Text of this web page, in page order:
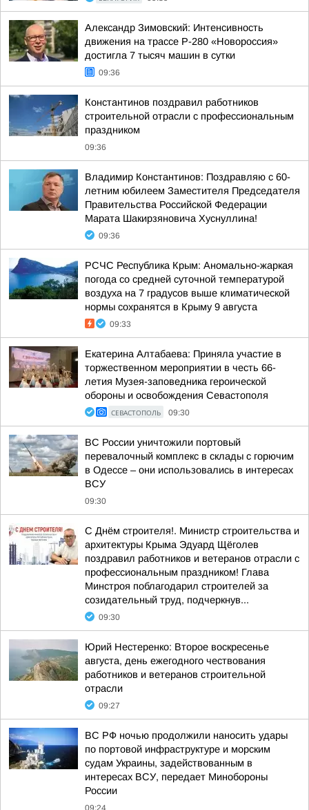
Александр Зимовский: Интенсивность
движения на трассе Р-280 «Новороссия»
достигла 7 тысяч машин в сутки
09:36
Константинов поздравил работников
строительной отрасли с профессиональным
праздником
09:36
Владимир Константинов: Поздравляю с 60-
летним юбилеем Заместителя Председателя
Правительства Российской Федерации
Марата Шакирзяновича Хуснуллина!
09:36
РСЧС Республика Крым: Аномально-жаркая
погода со средней суточной температурой
воздуха на 7 градусов выше климатической
нормы сохранятся в Крыму 9 августа
09:33
Екатерина Алтабаева: Приняла участие в
торжественном мероприятии в честь 66-
летия Музея-заповедника героической
обороны и освобождения Севастополя
СЕВАСТОПОЛЬ 09:30
ВС России уничтожили портовый
перевалочный комплекс в склады с горючим
в Одессе – они использовались в интересах
ВСУ
09:30
С Днём строителя!. Министр строительства и
архитектуры Крыма Эдуард Щёголев
поздравил работников и ветеранов отрасли с
профессиональным праздником! Глава
Минстроя поблагодарил строителей за
созидательный труд, подчеркнув...
09:30
Юрий Нестеренко: Второе воскресенье
августа, день ежегодного чествования
работников и ветеранов строительной
отрасли
09:27
ВС РФ ночью продолжили наносить удары
по портовой инфраструктуре и морским
судам Украины, задействованным в
интересах ВСУ, передает Минобороны
России
09:24